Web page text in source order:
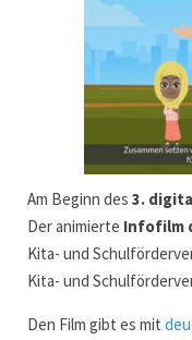
Am Beginn des 3.
Der animierte Infofilm
Kita- und
Kita- und
Den Film gibt es mit